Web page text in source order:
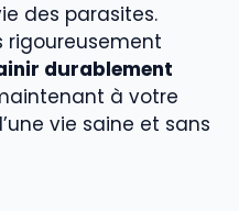
des parasites.
rigoureusement
durablement
à votre
vie saine et sans